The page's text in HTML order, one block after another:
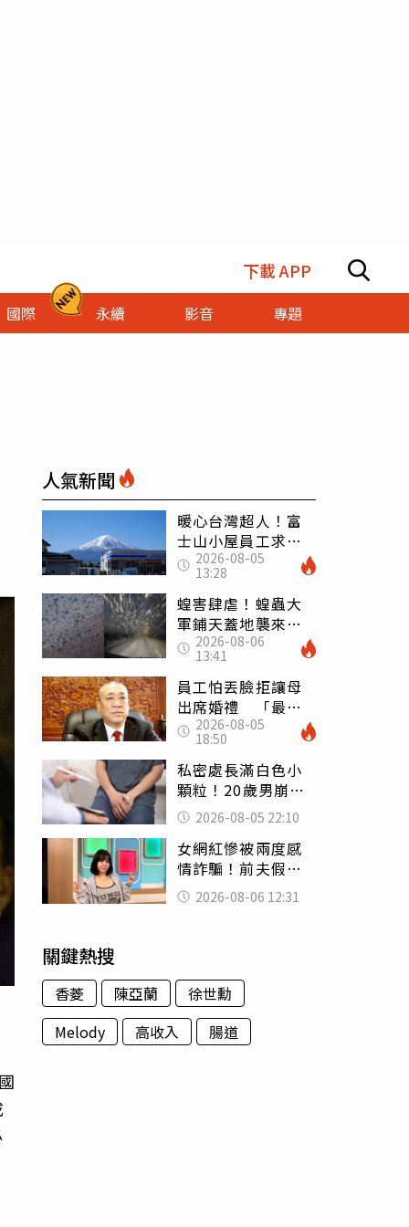
下載 APP
國際 永續 影音 專題
人氣新聞
暖心台灣超人！富
士山小屋員工求助
「想活下去」 山
友狂背物資上山：
台灣真的是寶島
2026-08-05
13:28
蝗害肆虐！蝗蟲大
軍鋪天蓋地襲來宛
如末日 網驚：聖
經十災
2026-08-06
13:41
員工怕丟臉拒讓母
出席婚禮 「最愛
發錢老闆」震怒開
除：我看不起你
2026-08-05
18:50
私密處長滿白色小
顆粒！20歲男崩潰
求診 醫曝5大真相
別再誤會
2026-08-05 22:10
女網紅慘被兩度感
情詐騙！前夫假割
頸詐光200萬再遇假
富商「養套殺2000
2026-08-06 12:31
關鍵熱搜
香菱 陳亞蘭
徐世勳
Melody
高收入 腸道